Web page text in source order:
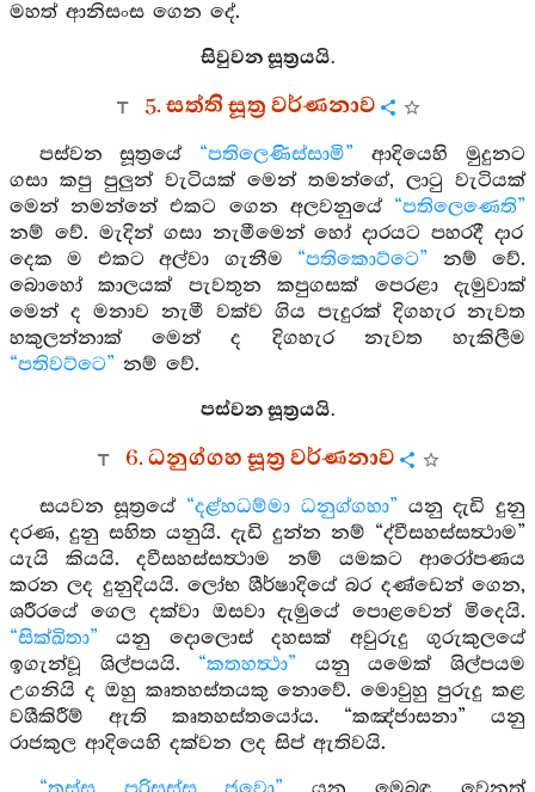
මහත් ආනිසංස ගෙන දේ.
සිවුවන සූත්‍රයයි.
5. සත්ති සූත්‍ර වර්ණනාව
පස්වන සූත්‍රයේ “පතිලෙණිස්සාමි” ආදියෙහි මුදුනට
ගසා කපු පුලුන් වැටියක් මෙන් තමන්ගේ, ලාටු වැටියක්
මෙන් නමන්නේ එකට ගෙන අලවනුයේ “පතිලෙණෙති”
නම් වේ. මැදින් ගසා නැමීමෙන් හෝ දාරයට පහරදී දාර
දෙක ම එකට අල්වා ගැනීම “පතිකොට්ටෙ” නම් වේ.
බොහෝ කාලයක් පැවතුන කපුගසක් පෙරළා දැමුවාක්
මෙන් ද මනාව නැමී වක්ව ගිය පැදුරක් දිගහැර නැවත
හකුලන්නාක් මෙන් ද දිගහැර නැවත හැකිලීම
“පතිවට්ටෙ” නම් වේ.
පස්වන සූත්‍රයයි.
6. ධනුග්ගහ සූත්‍ර වර්ණනාව
සයවන සූත්‍රයේ “දළ්හධම්මා ධනුග්ගහා” යනු දැඩි දුනු
දරණ, දුනු සහිත යනුයි. දැඩි දුන්න නම් “ද්වීසහස්සත්‍ථාම”
යැයි කියයි. දවීසහස්සත්‍ථාම නම් යමකට ආරෝපණය
කරන ලද දුනුදියයි. ලෝභ ශීර්ෂාදියේ බර දණ්ඩෙන් ගෙන,
ශරීරයේ ගෙල දක්වා ඔසවා දැමුයේ පොළවෙන් මිදෙයි.
“සික්ඛිතා” යනු දොලොස් දහසක් අවුරුදු ගුරුකුලයේ
ඉගැන්වූ ශිල්පයයි. “කතහත්‍ථා” යනු යමෙක් ශිල්පයම
උගනියි ද ඔහු කෘතහස්තයකු නොවේ. මොවුහු පුරුදු කළ
වශීකිරීම් ඇති කෘතහස්තයෝය. “කඤ්ජාසනා” යනු
රාජකුල ආදියෙහි දක්වන ලද සිප් ඇතිවයි.